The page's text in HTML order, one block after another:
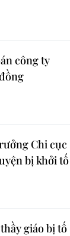
công ty
Chi cục
bị khởi tố
giáo bị tố